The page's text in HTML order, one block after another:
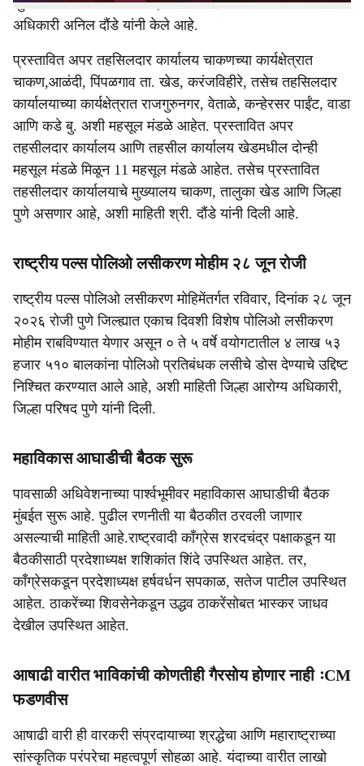
जुलै 2026 पर्यंत सादर करावे, असे आवाहन खेडचे उपविभागीय
अधिकारी अनिल दौंडे यांनी केले आहे.
प्रस्तावित अपर तहसिलदार कार्यालय चाकणच्या कार्यक्षेत्रात
चाकण,आळंदी, पिंपळगाव ता. खेड, करंजविहीरे, तसेच तहसिलदार
कार्यालयाच्या कार्यक्षेत्रात राजगुरुनगर, वेताळे, कन्हेरसर पाईंट, वाडा
आणि कडे बु. अशी महसूल मंडळे आहेत. प्रस्तावित अपर
तहसीलदार कार्यालय आणि तहसील कार्यालय खेडमधील दोन्ही
महसूल मंडळे मिळून 11 महसूल मंडळे आहेत. तसेच प्रस्तावित
तहसीलदार कार्यालयाचे मुख्यालय चाकण, तालुका खेड आणि जिल्हा
पुणे असणार आहे, अशी माहिती श्री. दौंडे यांनी दिली आहे.
राष्ट्रीय पल्स पोलिओ लसीकरण मोहीम २८ जून रोजी
राष्ट्रीय पल्स पोलिओ लसीकरण मोहिमेंतर्गत रविवार, दिनांक २८ जून
२०२६ रोजी पुणे जिल्ह्यात एकाच दिवशी विशेष पोलिओ लसीकरण
मोहीम राबविण्यात येणार असून ० ते ५ वर्षे वयोगटातील ४ लाख ५३
हजार ५१० बालकांना पोलिओ प्रतिबंधक लसीचे डोस देण्याचे उद्दिष्ट
निश्चित करण्यात आले आहे, अशी माहिती जिल्हा आरोग्य अधिकारी,
जिल्हा परिषद पुणे यांनी दिली.
महाविकास आघाडीची बैठक सुरू
पावसाळी अधिवेशनाच्या पार्श्वभूमीवर महाविकास आघाडीची बैठक
मुंबईत सुरू आहे. पुढील रणनीती या बैठकीत ठरवली जाणार
असल्याची माहिती आहे.राष्ट्रवादी काँग्रेस शरदचंद्र पक्षाकडून या
बैठकीसाठी प्रदेशाध्यक्ष शशिकांत शिंदे उपस्थित आहेत. तर,
काँग्रेसकडून प्रदेशाध्यक्ष हर्षवर्धन सपकाळ, सतेज पाटील उपस्थित
आहेत. ठाकरेंच्या शिवसेनेकडून उद्धव ठाकरेंसोबत भास्कर जाधव
देखील उपस्थित आहेत.
आषाढी वारीत भाविकांची कोणतीही गैरसोय होणार नाही ःCM
फडणवीस
आषाढी वारी ही वारकरी संप्रदायाच्या श्रद्धेचा आणि महाराष्ट्राच्या
सांस्कृतिक परंपरेचा महत्वपूर्ण सोहळा आहे. यंदाच्या वारीत लाखो